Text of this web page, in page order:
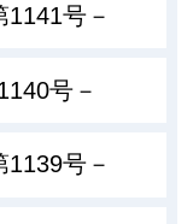
号－
号－
号－